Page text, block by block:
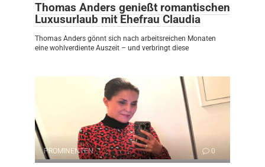
Thomas Anders genießt romantischen
Luxusurlaub mit Ehefrau Claudia
Thomas Anders gönnt sich nach arbeitsreichen Monaten
eine wohlverdiente Auszeit – und verbringt diese
PROMINENTEN 0